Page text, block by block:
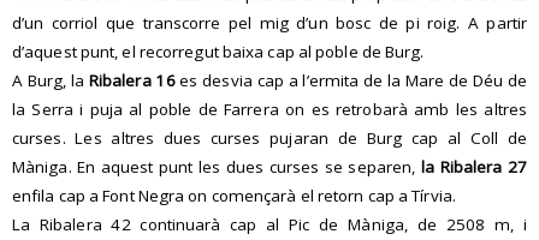
d’un corriol que transcorre pel mig d’un bosc de pi roig. A partir
d’aquest punt, el recorregut baixa cap al poble de Burg.
A Burg, la Ribalera 16es desvia cap a l’ermita de la Mare de Déu de
la Serra i puja al poble de Farrera on es retrobarà amb les altres
curses. Les altres dues curses pujaran de Burg cap al Coll de
Màniga. En aquest punt les dues curses se separen, la Ribalera 27
enfila cap a Font Negra on començarà el retorn cap a Tírvia.
La Ribalera 42 continuarà cap al Pic de Màniga, de 2508 m, i